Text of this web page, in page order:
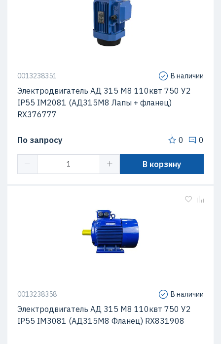
0013238351 В наличии
Электродвигатель АД 315 М8 110квт 750 У2
IP55 IM2081 (АД315М8 Лапы + фланец)
RX376777
По запросу 0 0
В корзину
0013238358 В наличии
Электродвигатель АД 315 М8 110квт 750 У2
IP55 IM3081 (АД315М8 Фланец) RX831908